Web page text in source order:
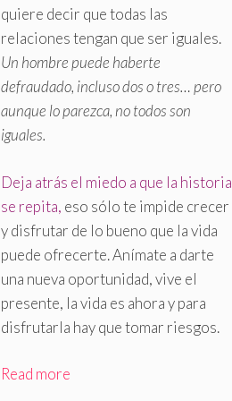
quiere decir que todas las
relaciones tengan que ser iguales.
Un hombre puede haberte
defraudado, incluso dos o tres… pero
aunque lo parezca, no todos son
iguales.
Deja atrás el miedo a que la historia
se repita, eso sólo te impide crecer
y disfrutar de lo bueno que la vida
puede ofrecerte. Anímate a darte
una nueva oportunidad, vive el
presente, la vida es ahora y para
disfrutarla hay que tomar riesgos.
Read more